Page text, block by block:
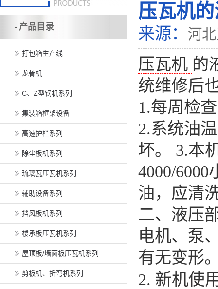
压瓦机
来源： 河
压瓦机 的
统维修后
1.每周检
2.系统油
坏。 3.本
4000/
油，应清
二、液压
电机、泵
有无变形
2. 新机使
- 产品目录
打包箱生产线
龙骨机
C、Z型钢机系列
集装箱框架设备
高速护栏系列
除尘板机系列
琉璃瓦压瓦机系列
辅助设备系列
挡风板机系列
楼承板压瓦机系列
屋顶板/墙面板压瓦机系列
剪板机、折弯机系列